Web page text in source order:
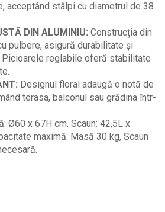
acceptând stâlpi cu diametrul de 38
DIN ALUMINIU: Construcția din
pulbere, asigură durabilitate și
reglabile oferă stabilitate
Designul floral adaugă o notă de
terasa, balconul sau grădina într-
Ø60 x 67H cm. Scaun: 42,5L x
maximă: Masă 30 kg, Scaun